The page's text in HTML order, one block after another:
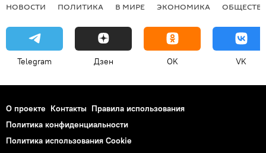
НОВОСТИ ПОЛИТИКА В МИРЕ ЭКОНОМИКА
Telegram Дзен OK VK
О проекте Контакты Правила использования
Политика конфиденциальности
Политика использования Cookie